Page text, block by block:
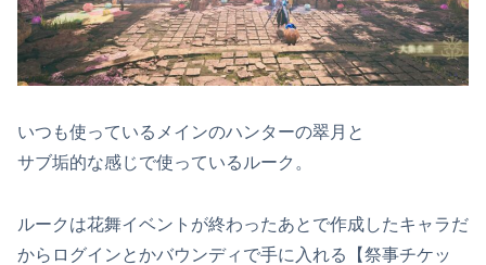
いつも使っているメインのハンターの翠月と
サブ垢的な感じで使っているルーク。
ルークは花舞イベントが終わったあとで作成したキャラだ
からログインとかバウンディで手に入れる【祭事チケッ